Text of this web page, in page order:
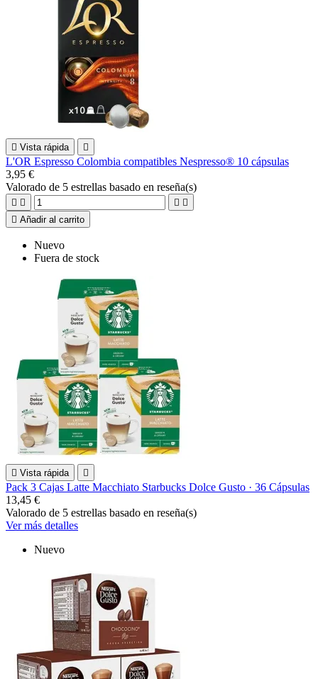
 Vista rápida 
L'OR Espresso Colombia compatibles Nespresso® 10 cápsulas
3,95 €
Valorado de 5 estrellas basado en reseña(s)
   
 Añadir al carrito
Nuevo
Fuera de stock
 Vista rápida 
Pack 3 Cajas Latte Macchiato Starbucks Dolce Gusto · 36 Cápsulas
13,45 €
Valorado de 5 estrellas basado en reseña(s)
Ver más detalles
Nuevo